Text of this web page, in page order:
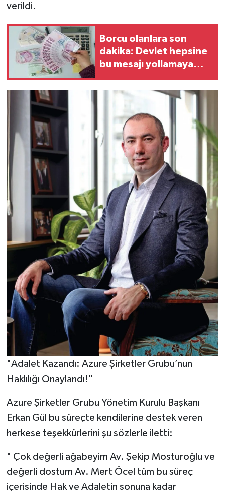
verildi.
Borcu olanlara son
dakika: Devlet hepsine
bu mesajı yollamaya
"Adalet Kazandı: Azure Şirketler Grubu’nun
Haklılığı Onaylandı!"
Azure Şirketler Grubu Yönetim Kurulu Başkanı
Erkan Gül bu süreçte kendilerine destek veren
herkese teşekkürlerini şu sözlerle iletti:
" Çok değerli ağabeyim Av. Şekip Mosturoğlu ve
değerli dostum Av. Mert Öcel tüm bu süreç
içerisinde Hak ve Adaletin sonuna kadar